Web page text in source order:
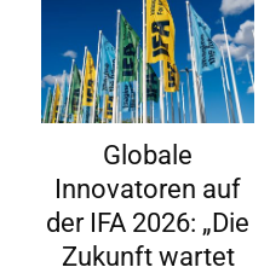
Globale
Innovatoren auf
der IFA 2026: „Die
Zukunft wartet